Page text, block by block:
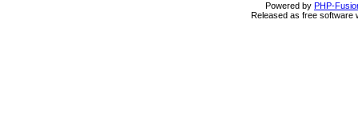
Powered by PHP-
Released as free software